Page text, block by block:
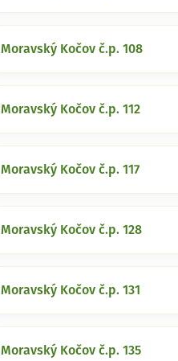
Moravský Kočov č.p. 108
Moravský Kočov č.p. 112
Moravský Kočov č.p. 117
Moravský Kočov č.p. 128
Moravský Kočov č.p. 131
Moravský Kočov č.p. 135